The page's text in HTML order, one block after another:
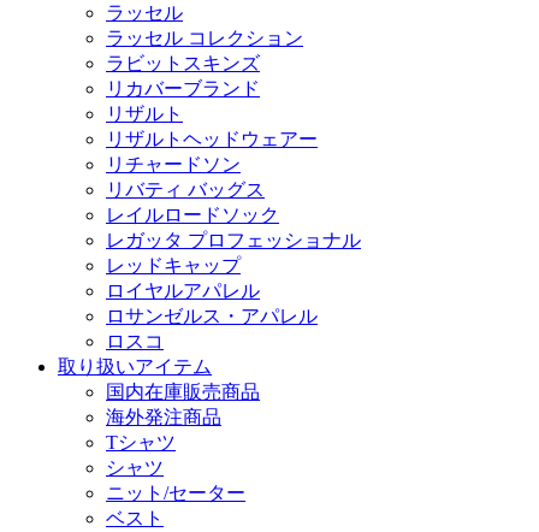
ラッセル
ラッセル コレクション
ラビットスキンズ
リカバーブランド
リザルト
リザルトヘッドウェアー
リチャードソン
リバティ バッグス
レイルロードソック
レガッタ プロフェッショナル
レッドキャップ
ロイヤルアパレル
ロサンゼルス・アパレル
ロスコ
取り扱いアイテム
国内在庫販売商品
海外発注商品
Tシャツ
シャツ
ニット/セーター
ベスト